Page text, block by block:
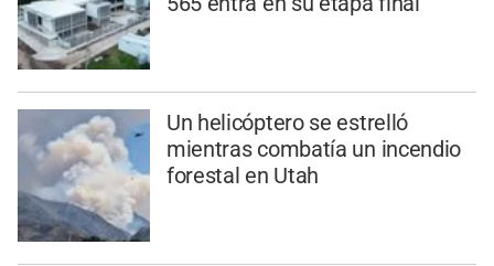
Un helicóptero se estrelló
mientras combatía un incendio
forestal en Utah